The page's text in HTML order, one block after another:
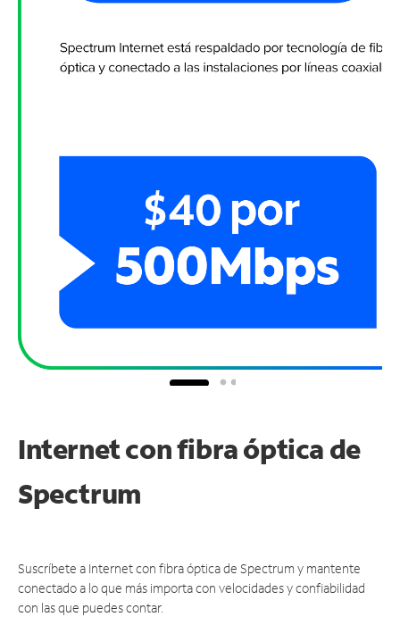
Internet con fibra óptica de
Spectrum
Suscríbete a Internet con fibra óptica de Spectrum y mantente
conectado a lo que más importa con velocidades y confiabilidad
con las que puedes contar.